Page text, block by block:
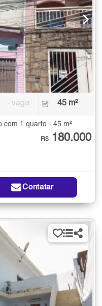
- vaga 45 m²
com 1 quarto - 45 m²
R$ 180.000
Contatar